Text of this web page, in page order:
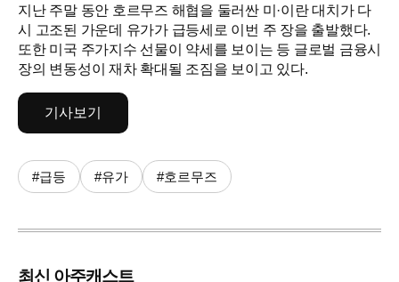
지난 주말 동안 호르무즈 해협을 둘러싼 미·이란 대치가 다
시 고조된 가운데 유가가 급등세로 이번 주 장을 출발했다.
또한 미국 주가지수 선물이 약세를 보이는 등 글로벌 금융시
장의 변동성이 재차 확대될 조짐을 보이고 있다.
기사보기
#급등 #유가 #호르무즈
최신 아주캐스트